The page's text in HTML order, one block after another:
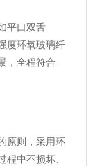
平口双舌
度环氧玻璃纤
，全程符合
原则，采用环
中不损坏、